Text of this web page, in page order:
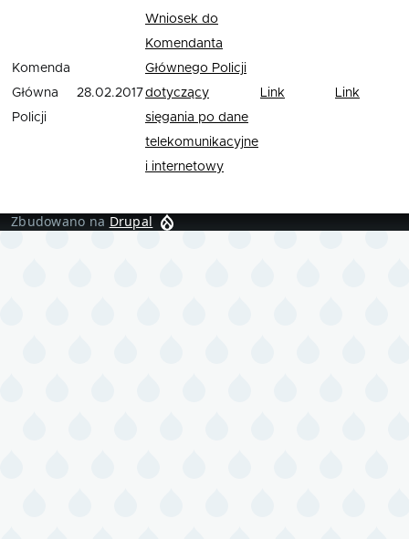
Komenda
Główna
Policji
28.02.2017
Wniosek do
Komendanta
Głównego Policji
dotyczący
sięgania po dane
telekomunikacyjne
i internetowy
Link Link
Zbudowano na Drupal